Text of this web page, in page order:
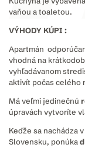
vaňou a toaletou.
VÝHODY KÚPI :
Apartmán
vhodná na
vyhľadávanom
aktivít počas celého
Má veľmi jedinečnú
úpravách vytvoríte
Keďže sa nachádza
Slovensku, ponúka